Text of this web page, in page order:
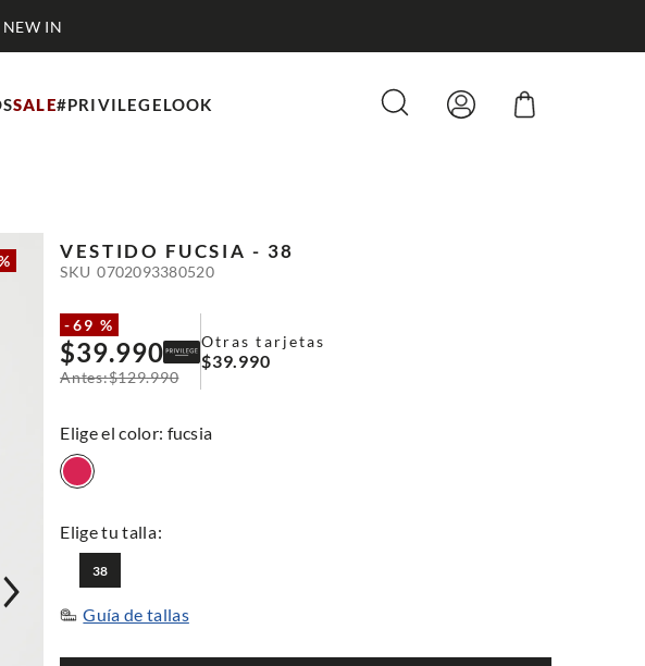
SALE#PRIVILEGELOOK
VESTIDO FUCSIA - 38
SKU 0702093380520
-69 %
$39.990
$129.990
Otras tarjetas
$39.990
: fucsia
38
Guía de tallas